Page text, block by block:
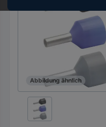
Abbildung ähnlich